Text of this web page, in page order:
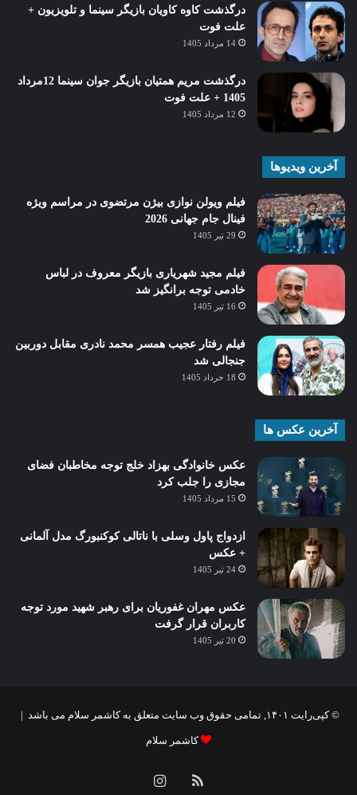
درگذشت کاوه کاویان بازیگر سینما و تلویزیون +
علت فوت
14 مرداد 1405
درگذشت مریم همتیان بازیگر جوان سینما 12مرداد
1405 + علت فوت
12 مرداد 1405
آخرین ویدیوها
فیلم ویولن نوازی بیژن مرتضوی در مراسم ویژه
فینال جام جهانی 2026
29 تیر 1405
فیلم مجید شهریاری بازیگر معروف در لباس
خادمی توجه برانگیز شد
16 تیر 1405
فیلم رفتار عجیب همسر محمد نادری مقابل دوربین
جنجالی شد
18 خرداد 1405
آخرین عکس ها
عکس خانوادگی بهزاد خلج توجه مخاطبان فضای
مجازی را جلب کرد
15 مرداد 1405
ازدواج پاول وسلی با ناتالی کوکنبورگ مدل آلمانی
+ عکس
24 تیر 1405
عکس مهران غفوریان برای رهبر شهید مورد توجه
کاربران قرار گرفت
20 تیر 1405
© کپی‌رایت ۱۴۰۱, تمامی حقوق وب سایت متعلق به کاشمر سلام می باشد |
کاشمر سلام
خوراکاینستاگرام